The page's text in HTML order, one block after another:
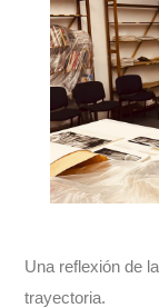
Una reflexión de
trayectoria.